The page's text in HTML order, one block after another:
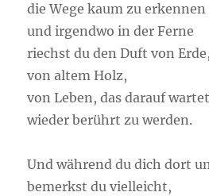
die Wege kaum zu
und irgendwo in der Ferne
riechst du den Duft von Erde,
von altem Holz,
von Leben, das darauf
wieder berührt zu werden.
Und während du dich dort
bemerkst du vielleicht,